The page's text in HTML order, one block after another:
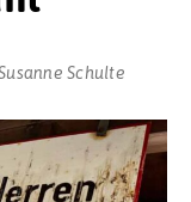
Schulte